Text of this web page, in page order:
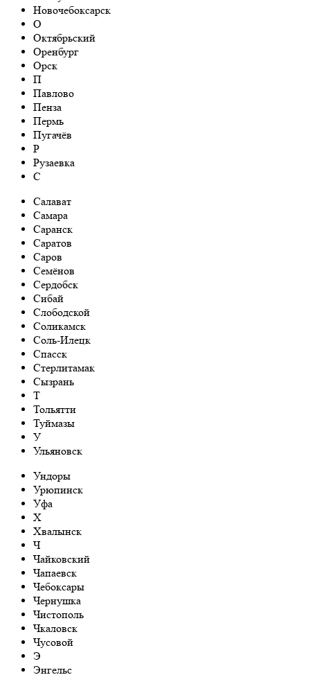
Новочебоксарск
О
Октябрьский
Оренбург
Орск
П
Павлово
Пенза
Пермь
Пугачёв
Р
Рузаевка
С
Салават
Самара
Саранск
Саратов
Саров
Семёнов
Сердобск
Сибай
Слободской
Соликамск
Соль-Илецк
Спасск
Стерлитамак
Сызрань
Т
Тольятти
Туймазы
У
Ульяновск
Ундоры
Урюпинск
Уфа
Х
Хвалынск
Ч
Чайковский
Чапаевск
Чебоксары
Чернушка
Чистополь
Чкаловск
Чусовой
Э
Энгельс